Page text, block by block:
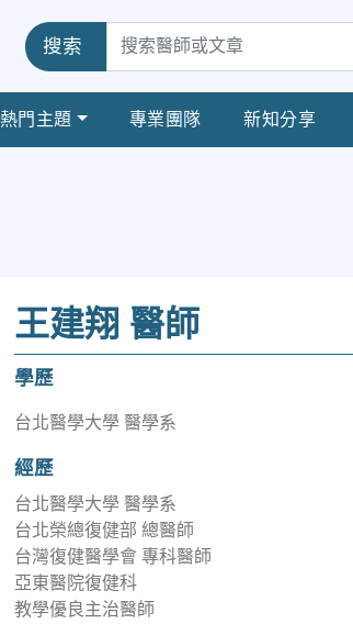
搜索
熱門主題 專業團隊 新知分享
王建翔 醫師
學歷
台北醫學大學 醫學系
經歷
台北醫學大學 醫學系
台北榮總復健部 總醫師
台灣復健醫學會 專科醫師
亞東醫院復健科
教學優良主治醫師